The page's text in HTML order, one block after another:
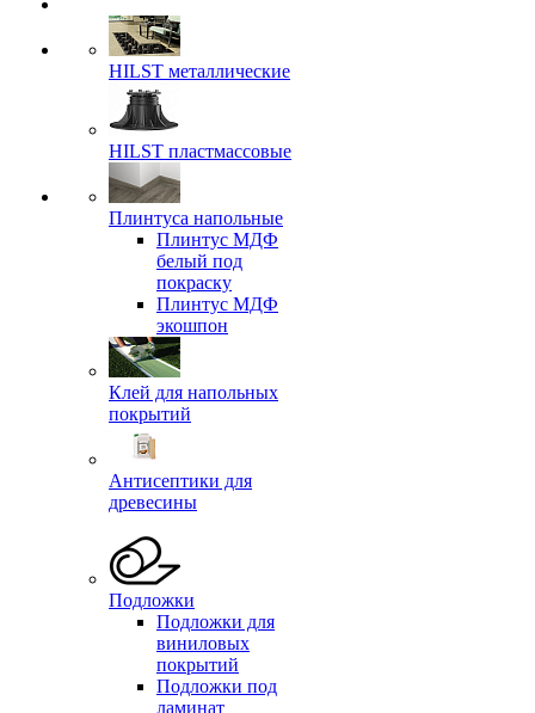
HILST металлические
HILST пластмассовые
Плинтуса напольные
Плинтус МДФ
белый под
покраску
Плинтус МДФ
экошпон
Клей для напольных
покрытий
Антисептики для
древесины
Подложки
Подложки для
виниловых
покрытий
Подложки под
ламинат